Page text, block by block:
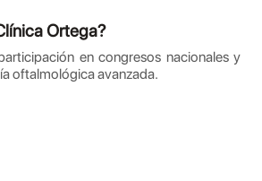
Ortega?
en congresos nacionales y
oftalmológica avanzada.